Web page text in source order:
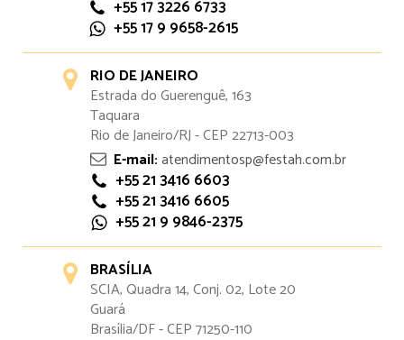
+55 17 3226 6733
+55 17 9 9658-2615
RIO DE JANEIRO
Estrada do Guerenguê, 163
Taquara
Rio de Janeiro/RJ - CEP 22713-003
E-mail:atendimentosp@festah.com.br
+55 21 3416 6603
+55 21 3416 6605
+55 21 9 9846-2375
BRASÍLIA
SCIA, Quadra 14, Conj. 02, Lote 20
Guará
Brasília/DF - CEP 71250-110